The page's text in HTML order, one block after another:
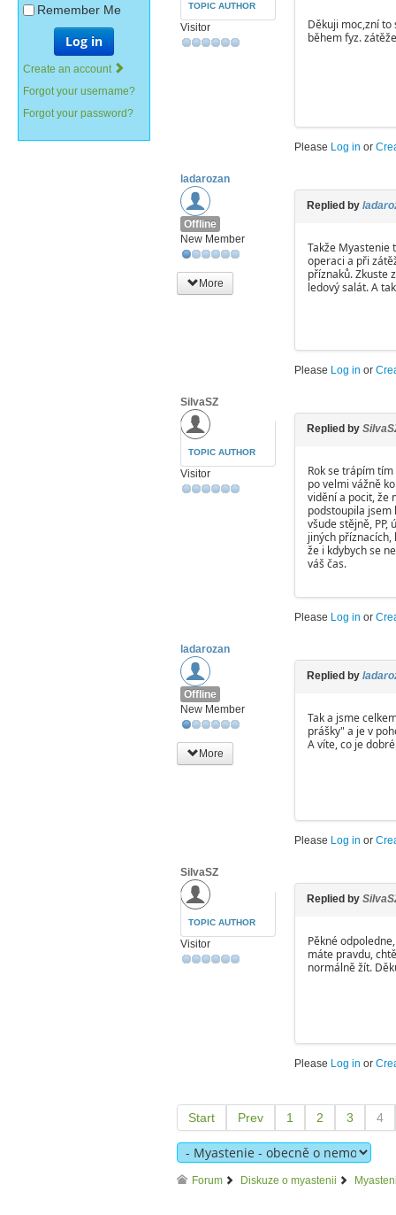
Remember Me
Log in
Create an account
Forgot your username?
Forgot your password?
TOPIC AUTHOR
Visitor
Děkuji moc,zní
během fyz.
Please Log in or
ladarozan
Offline
New Member
More
Replied by
Takže Myastenie
operaci a při
příznaků. Zkuste
ledový salát. A
Please Log in or
SilvaSZ
TOPIC AUTHOR
Visitor
Replied by
Rok se trápím
po velmi vážně
vidění a pocit, že
podstoupila jsem
všude stějně,
jiných
že i kdybych se
váš čas.
Please Log in or
ladarozan
Offline
New Member
More
Replied by
Tak a jsme
prášky" a je v
A víte, co je
Please Log in or
SilvaSZ
TOPIC AUTHOR
Visitor
Replied by
Pěkné
máte pravdu,
normálně žít.
Please Log in or
Start Prev 1 2 3 4
Forum Diskuze o myastenii